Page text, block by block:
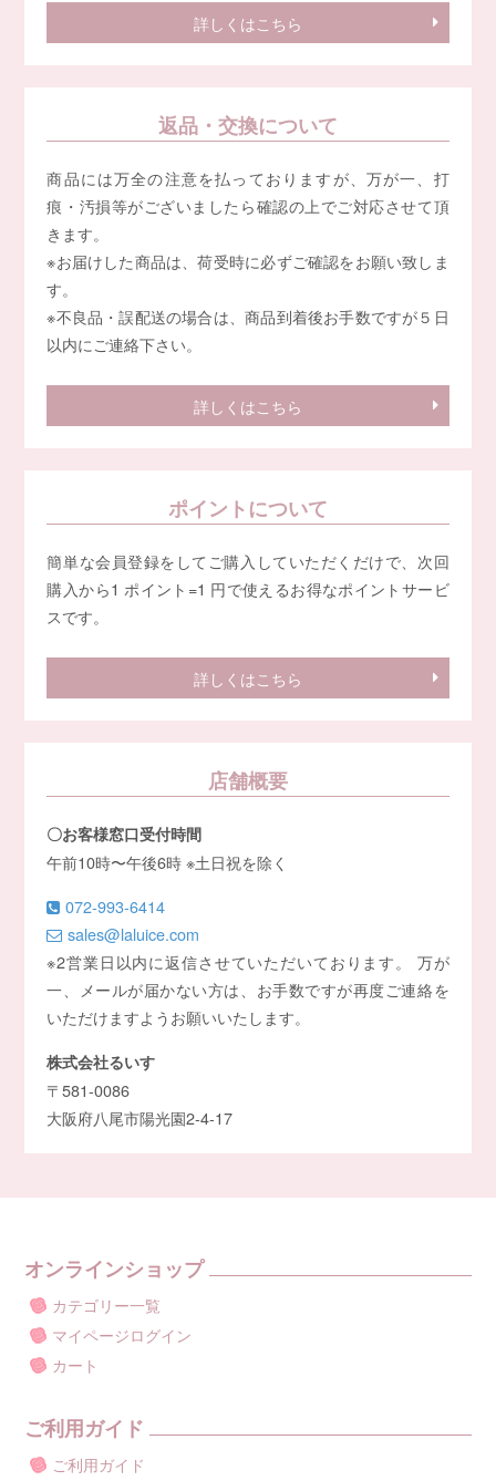
詳しくはこちら
返品・交換について
商品には万全の注意を払っておりますが、万が一、打
痕・汚損等がございましたら確認の上でご対応させて頂
きます。
※お届けした商品は、荷受時に必ずご確認をお願い致しま
す。
※不良品・誤配送の場合は、商品到着後お手数ですが５日
以内にご連絡下さい。
詳しくはこちら
ポイントについて
簡単な会員登録をしてご購入していただくだけで、次回
購入から1 ポイント=1 円で使えるお得なポイントサービ
スです。
詳しくはこちら
店舗概要
〇お客様窓口受付時間
午前10時〜午後6時 ※土日祝を除く
072-993-6414
sales@laluice.com
※2営業日以内に返信させていただいております。 万が
一、メールが届かない方は、お手数ですが再度ご連絡を
いただけますようお願いいたします。
株式会社るいす
〒581-0086
大阪府八尾市陽光園2-4-17
オンラインショップ
カテゴリー一覧
マイページログイン
カート
ご利用ガイド
ご利用ガイド